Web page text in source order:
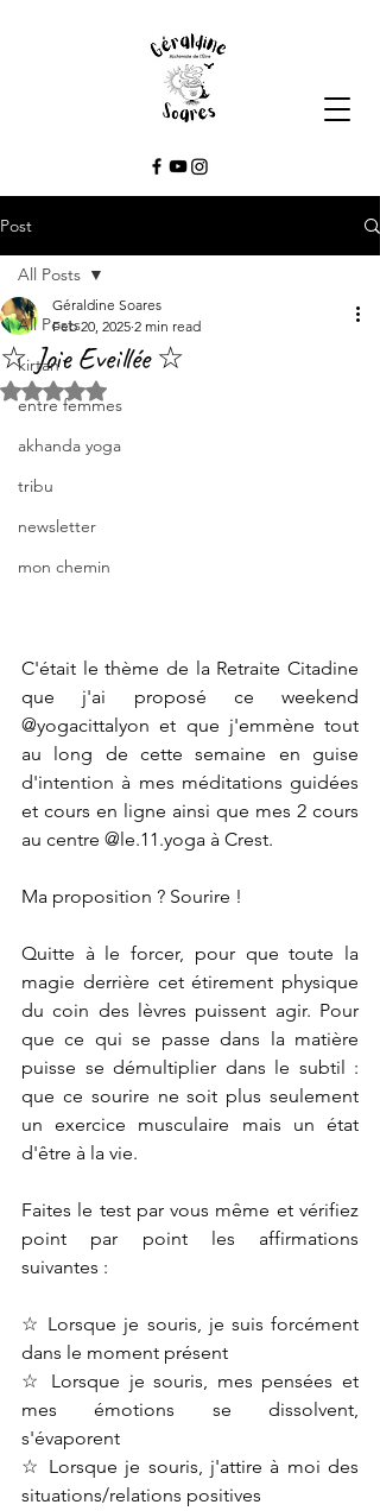
Post
All Posts
kirtan
entre femmes
akhanda yoga
tribu
newsletter
mon chemin
All Posts
☆ Joie Eveillée ☆
Géraldine Soares
Feb 20, 2025 2 min read
Rated NaN out of 5 stars.
C'était le thème de la Retraite Citadine
@yogacittalyon et que j'emmène tout
au long de cette semaine en guise
d'intention à mes méditations guidées
et cours en ligne ainsi que mes 2 cours
au centre @ le.11.yoga à Crest.
Ma proposition ? Sourire !
Quitte à le forcer, pour que toute la
magie derrière cet étirement physique
du coin des lèvres puissent agir. Pour
que ce qui se passe dans la matière
puisse se démultiplier dans le subtil :
que ce sourire ne soit plus seulement
un exercice musculaire mais un état
d'être à la vie.
Faites le test par vous même et vérifiez
point par point les affirmations
suivantes :
☆ Lorsque je souris, je suis forcément
dans le moment présent
☆ Lorsque je souris, mes pensées et
mes émotions se dissolvent,
s'évaporent
☆ Lorsque je souris, j'attire à moi des
situations/relations positives